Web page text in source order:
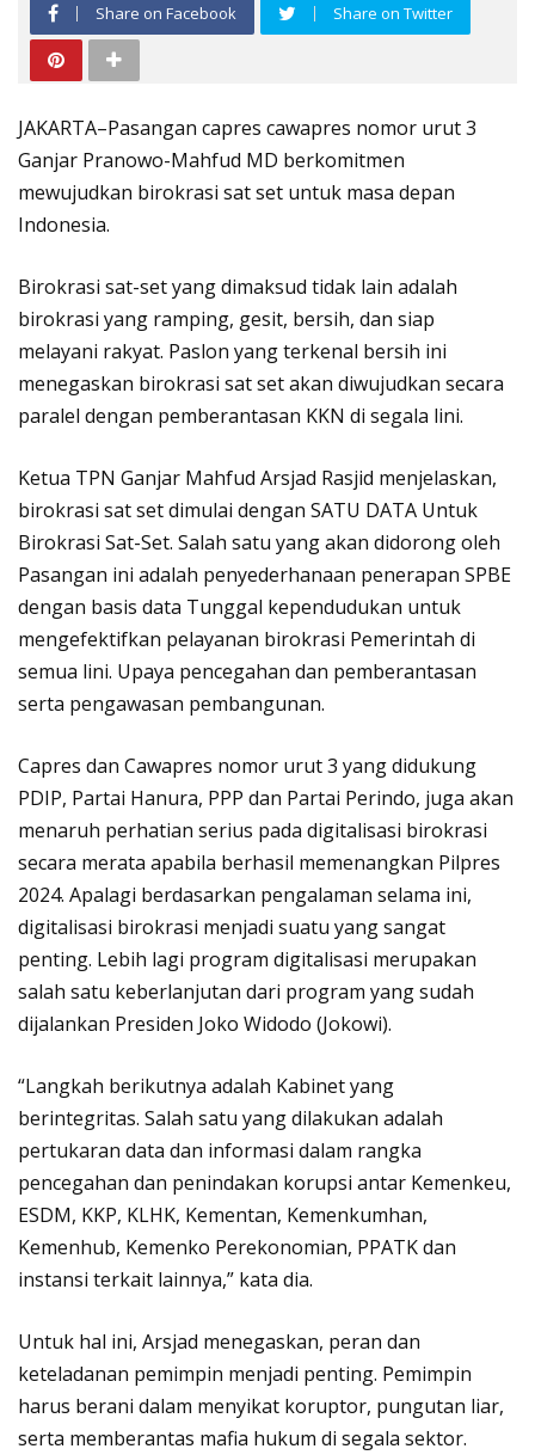
Share on Facebook Share on Twitter
JAKARTA–Pasangan capres cawapres nomor urut 3
Ganjar Pranowo-Mahfud MD berkomitmen
mewujudkan birokrasi sat set untuk masa depan
Indonesia.
Birokrasi sat-set yang dimaksud tidak lain adalah
birokrasi yang ramping, gesit, bersih, dan siap
melayani rakyat. Paslon yang terkenal bersih ini
menegaskan birokrasi sat set akan diwujudkan secara
paralel dengan pemberantasan KKN di segala lini.
Ketua TPN Ganjar Mahfud Arsjad Rasjid menjelaskan,
birokrasi sat set dimulai dengan SATU DATA Untuk
Birokrasi Sat-Set. Salah satu yang akan didorong oleh
Pasangan ini adalah penyederhanaan penerapan SPBE
dengan basis data Tunggal kependudukan untuk
mengefektifkan pelayanan birokrasi Pemerintah di
semua lini. Upaya pencegahan dan pemberantasan
serta pengawasan pembangunan.
Capres dan Cawapres nomor urut 3 yang didukung
PDIP, Partai Hanura, PPP dan Partai Perindo, juga akan
menaruh perhatian serius pada digitalisasi birokrasi
secara merata apabila berhasil memenangkan Pilpres
2024. Apalagi berdasarkan pengalaman selama ini,
digitalisasi birokrasi menjadi suatu yang sangat
penting. Lebih lagi program digitalisasi merupakan
salah satu keberlanjutan dari program yang sudah
dijalankan Presiden Joko Widodo (Jokowi).
“Langkah berikutnya adalah Kabinet yang
berintegritas. Salah satu yang dilakukan adalah
pertukaran data dan informasi dalam rangka
pencegahan dan penindakan korupsi antar Kemenkeu,
ESDM, KKP, KLHK, Kementan, Kemenkumhan,
Kemenhub, Kemenko Perekonomian, PPATK dan
instansi terkait lainnya,” kata dia.
Untuk hal ini, Arsjad menegaskan, peran dan
keteladanan pemimpin menjadi penting. Pemimpin
harus berani dalam menyikat koruptor, pungutan liar,
serta memberantas mafia hukum di segala sektor.